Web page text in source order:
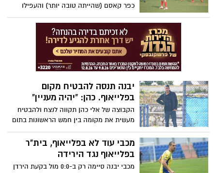
כפר קאסם (שהייתה טובה יותר) והעפילו
לפלייאוף העליון באופן רשמי. המטרה:
המקום השלישי. ביבנה אמרו: ״מדובר בעונה
מדהימה״. צילום: חסדאי כהן
יבנה תנסה להבטיח מקום
בפלייאוף. כהן: "יהיה מעניין"
הקבוצה של אלי כהן תקווה לנצח ולהבטיח
מעשית את מקומה בין חמש הראשונות בתום
העונה הסדירה. המאמן במסר לקהל: "מקווה
שהוא יגיע בהמוניו וייתן לנו דחיפה"
מכבי עוד לא בפלייאוף, בית"ר
בפלייאוף נגד הירידה
מכבי יבנה סיימה רק ב-0:0 מול בקעת הירדן